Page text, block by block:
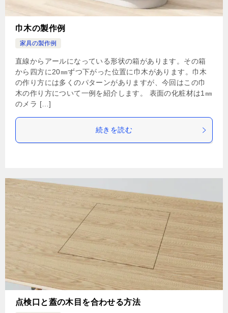
巾木の製作例
家具の製作例
直線からアールになっている形状の箱があります。その箱
から四方に20㎜ずつ下がった位置に巾木があります。巾木
の作り方には多くのパターンがありますが、今回はこの巾
木の作り方について一例を紹介します。 表面の化粧材は1㎜
のメラ […]
続きを読む
点検口と蓋の木目を合わせる方法